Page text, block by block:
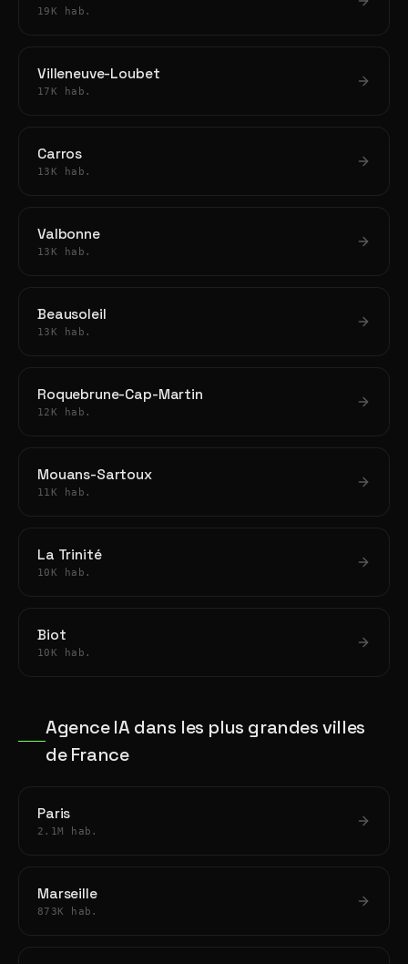
19K hab.
Villeneuve-Loubet
17K hab.
Carros
13K hab.
Valbonne
13K hab.
Beausoleil
13K hab.
Roquebrune-Cap-Martin
12K hab.
Mouans-Sartoux
11K hab.
La Trinité
10K hab.
Biot
10K hab.
Agence IA dans les plus grandes villes
de France
Paris
2.1M hab.
Marseille
873K hab.